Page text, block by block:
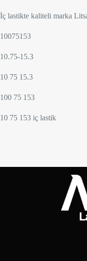
İç lastikte kaliteli marka
10075153
10.75-15.3
10 75 15.3
100 75 153
10 75 153 iç lastik